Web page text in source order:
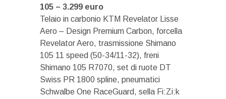
105 – 3.299 euro
Telaio in carbonio KTM Revelator Lisse
Aero – Design Premium Carbon, forcella
Revelator Aero, trasmissione Shimano
105 11 speed (50-34/11-32), freni
Shimano 105 R7070, set di ruote DT
Swiss PR 1800 spline, pneumatici
Schwalbe One RaceGuard, sella Fi:Zi:k